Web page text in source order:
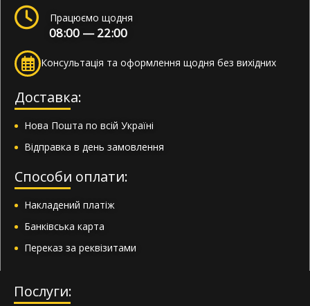
Працюємо щодня
08:00 — 22:00
Консультація та оформлення щодня без вихідних
Доставка:
Нова Пошта по всій Україні
Відправка в день замовлення
Способи оплати:
Накладений платіж
Банківська карта
Переказ за реквізитами
Послуги: